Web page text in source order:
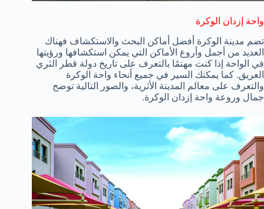
واحة إزدان الوكرة
تضم مدينة الوكرة أفضل أماكن البحث والاستكشاف فهناك
العديد من أجمل وأروع الأماكن التي يمكن استكشافها ورؤيتها
في الواحة إذا كنت مهتمًا بالتعرف على تاريخ دولة قطر الثري
العريق. كما يمكنك السير في جميع أنحاء واحة الوكرة
والتعرف على معالم المدينة الأثرية، والصور التالية توضح
جمال وروعة واحة إزدان الوكرة.